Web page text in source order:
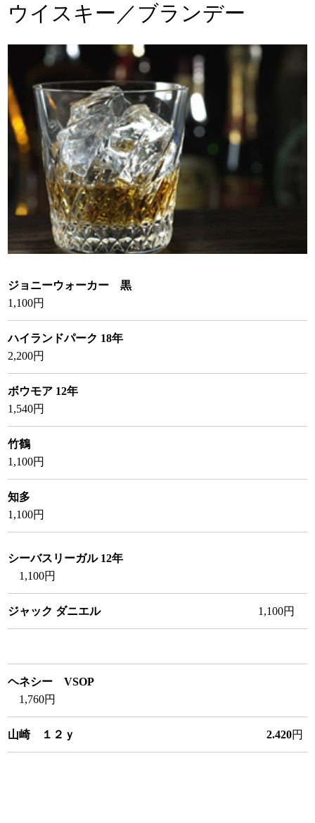
ウイスキー／ブランデー
ジョニーウォーカー 黒
1,100円
ハイランドパーク 18年
2,200円
ボウモア 12年
1,540円
竹鶴
1,100円
知多
1,100円
シーバスリーガル 12年
1,100円
ジャック ダニエル 1,100円
ヘネシー VSOP
1,760円
山崎 １２ｙ 2.420円